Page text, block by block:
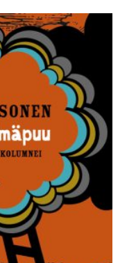
on:
10,00 €.